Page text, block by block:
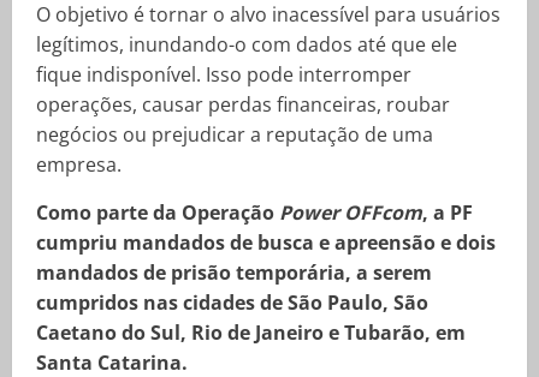
O objetivo é tornar o alvo inacessível para usuários
legítimos, inundando-o com dados até que ele
fique indisponível. Isso pode interromper
operações, causar perdas financeiras, roubar
negócios ou prejudicar a reputação de uma
empresa.
Como parte da Operação Power OFFcom, a PF
cumpriu mandados de busca e apreensão e dois
mandados de prisão temporária, a serem
cumpridos nas cidades de São Paulo, São
Caetano do Sul, Rio de Janeiro e Tubarão, em
Santa Catarina.